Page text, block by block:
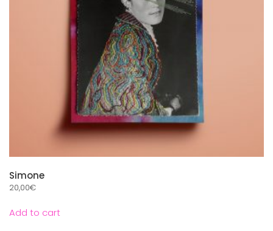
Simone
20,00€
Add to cart